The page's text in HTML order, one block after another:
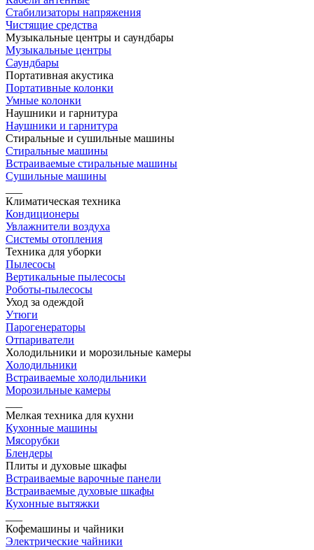
Стабилизаторы напряжения
Чистящие средства
Музыкальные центры и саундбары
Музыкальные центры
Саундбары
Портативная акустика
Портативные колонки
Умные колонки
Наушники и гарнитура
Наушники и гарнитура
Стиральные и сушильные машины
Стиральные машины
Встраиваемые стиральные машины
Сушильные машины
Климатическая техника
Кондиционеры
Увлажнители воздуха
Системы отопления
Техника для уборки
Пылесосы
Вертикальные пылесосы
Роботы-пылесосы
Уход за одеждой
Утюги
Парогенераторы
Отпариватели
Холодильники и морозильные камеры
Холодильники
Встраиваемые холодильники
Морозильные камеры
Мелкая техника для кухни
Кухонные машины
Мясорубки
Блендеры
Плиты и духовые шкафы
Встраиваемые варочные панели
Встраиваемые духовые шкафы
Кухонные вытяжки
Кофемашины и чайники
Электрические чайники